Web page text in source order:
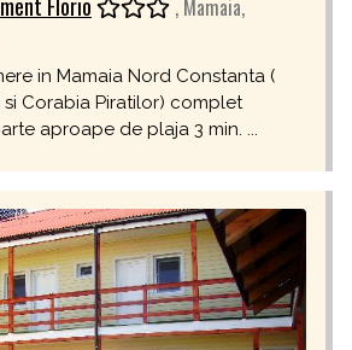
, Mamaia,
in Mamaia Nord Constanta (
Corabia Piratilor) complet
aproape de plaja 3 min. ...